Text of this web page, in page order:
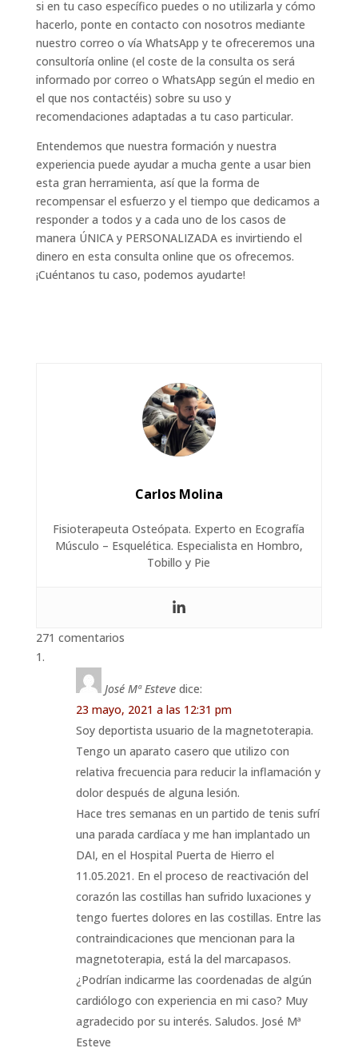
si en tu caso específico puedes o no utilizarla y cómo
hacerlo, ponte en contacto con nosotros mediante
nuestro correo o vía WhatsApp y te ofreceremos una
consultoría online (el coste de la consulta os será
informado por correo o WhatsApp según el medio en
el que nos contactéis) sobre su uso y
recomendaciones adaptadas a tu caso particular.
Entendemos que nuestra formación y nuestra
experiencia puede ayudar a mucha gente a usar bien
esta gran herramienta, así que la forma de
recompensar el esfuerzo y el tiempo que dedicamos a
responder a todos y a cada uno de los casos de
manera ÚNICA y PERSONALIZADA es invirtiendo el
dinero en esta consulta online que os ofrecemos.
¡Cuéntanos tu caso, podemos ayudarte!
Carlos Molina
Fisioterapeuta Osteópata. Experto en Ecografía
Músculo – Esquelética. Especialista en Hombro,
Tobillo y Pie
271 comentarios
José Mª Esteve dice:
23 mayo, 2021 a las 12:31 pm
Soy deportista usuario de la magnetoterapia.
Tengo un aparato casero que utilizo con
relativa frecuencia para reducir la inflamación y
dolor después de alguna lesión.
Hace tres semanas en un partido de tenis sufrí
una parada cardíaca y me han implantado un
DAI, en el Hospital Puerta de Hierro el
11.05.2021. En el proceso de reactivación del
corazón las costillas han sufrido luxaciones y
tengo fuertes dolores en las costillas. Entre las
contraindicaciones que mencionan para la
magnetoterapia, está la del marcapasos.
¿Podrían indicarme las coordenadas de algún
cardiólogo con experiencia en mi caso? Muy
agradecido por su interés. Saludos. José Mª
Esteve